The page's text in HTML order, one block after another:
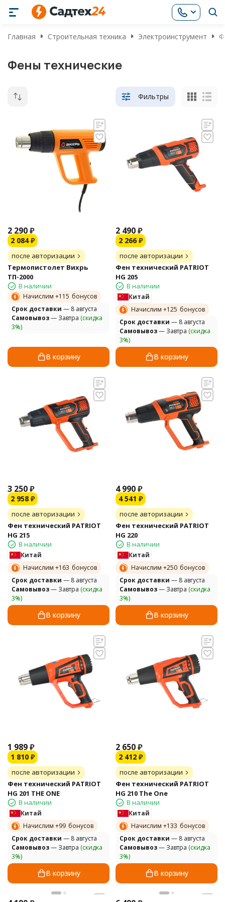
Главная Строительная техника Электроинструмент
Фены технические
Фильтры
2 290₽
2 084 ₽
после авторизации
Термопистолет Вихрь
ТП-2000
В наличии
Начислим +115 бонусов
Cрок доставки — 8 августа
Самовывоз— Завтра (скидка
3%)
В корзину
2 490₽
2 266 ₽
после авторизации
Фен технический PATRIOT
HG 205
В наличии
Китай
Начислим +125 бонусов
Cрок доставки — 8 августа
Самовывоз— Завтра (скидка
3%)
В корзину
3 250₽
2 958 ₽
после авторизации
Фен технический PATRIOT
HG 215
В наличии
Китай
Начислим +163 бонусов
Cрок доставки — 8 августа
Самовывоз— Завтра (скидка
3%)
В корзину
4 990₽
4 541 ₽
после авторизации
Фен технический PATRIOT
HG 220
В наличии
Китай
Начислим +250 бонусов
Cрок доставки — 8 августа
Самовывоз— Завтра (скидка
3%)
В корзину
1 989₽
1 810 ₽
после авторизации
Фен технический PATRIOT
HG 201 THE ONE
В наличии
Китай
Начислим +99 бонусов
Cрок доставки — 8 августа
Самовывоз— Завтра (скидка
3%)
В корзину
2 650₽
2 412 ₽
после авторизации
Фен технический PATRIOT
HG 210 The One
В наличии
Китай
Начислим +133 бонусов
Cрок доставки — 8 августа
Самовывоз— Завтра (скидка
3%)
В корзину